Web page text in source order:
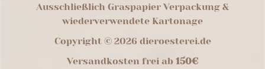
Ausschließlich Graspapier Verpackung &
wiederverwendete Kartonage
Copyright © 2026 dieroesterei.de
Versandkosten frei ab 150€